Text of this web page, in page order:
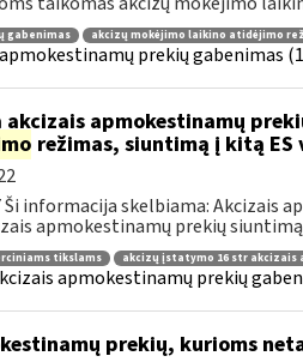
gabenimas akcizų mokėjimo laikino atidėjimo
prekių gabenimas
apmokestinamų
režimas, siuntimą į kitą
informacija skelbiama: Akcizais
apmokestinamų prekių siuntimą
tikslams akcizų įstatymo 16 str
apmokestinamų prekių
prekių, kurioms